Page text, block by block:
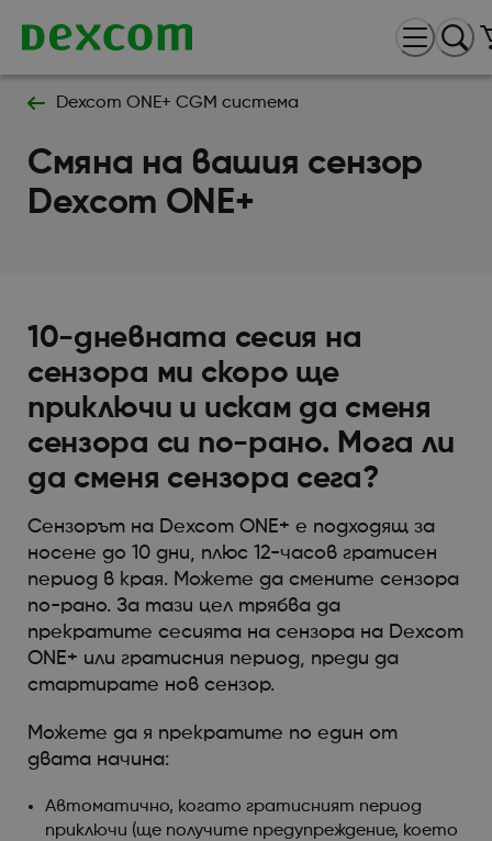
Dexcom ONE+ CGM система
Смяна на вашия сензор
Dexcom ONE+
10-дневната сесия на
сензора ми скоро ще
приключи и искам да сменя
сензора си по-рано. Мога ли
да сменя сензора сега?
Сензорът на Dexcom ONE+ е подходящ за
носене до 10 дни, плюс 12-часов гратисен
период в края. Можете да смените сензора
по-рано. За тази цел трябва да
прекратите сесията на сензора на Dexcom
ONE+ или гратисния период, преди да
стартирате нов сензор.
Можете да я прекратите по един от
двата начина:
Автоматично, когато гратисният период
приключи (ще получите предупреждение, което